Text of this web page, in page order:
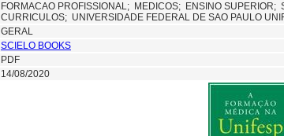
FORMACAO PROFISSIONAL; MEDICOS; ENSINO SUPERIOR;
CURRICULOS; UNIVERSIDADE FEDERAL DE SAO PAULO
GERAL
SCIELO BOOKS
PDF
14/08/2020